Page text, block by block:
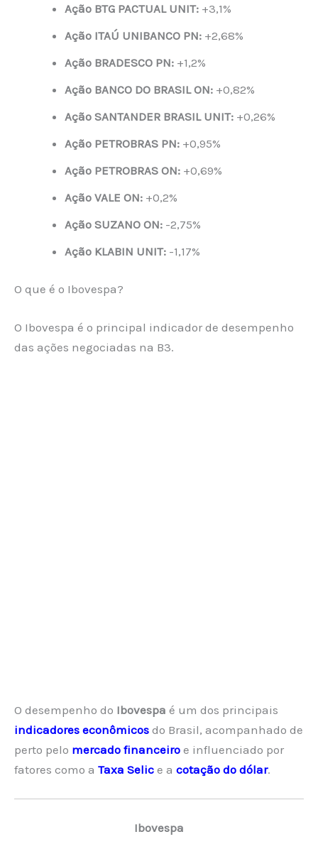
Ação BTG PACTUAL UNIT: +3,1%
Ação ITAÚ UNIBANCO PN: +2,68%
Ação BRADESCO PN: +1,2%
Ação BANCO DO BRASIL ON: +0,82%
Ação SANTANDER BRASIL UNIT: +0,26%
Ação PETROBRAS PN: +0,95%
Ação PETROBRAS ON: +0,69%
Ação VALE ON: +0,2%
Ação SUZANO ON: -2,75%
Ação KLABIN UNIT: -1,17%
O que é o Ibovespa?
O Ibovespa é o principal indicador de desempenho
das ações negociadas na B3.
O desempenho do Ibovespa é um dos principais
indicadores econômicos do Brasil, acompanhado de
perto pelo mercado financeiro e influenciado por
fatores como a Taxa Selic e a cotação do dólar.
Ibovespa